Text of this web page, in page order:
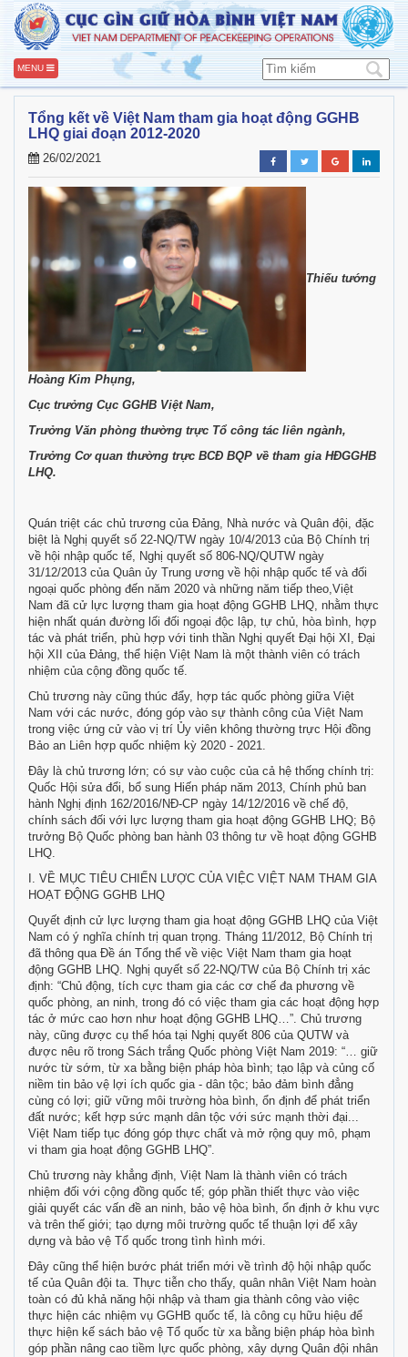
MENU
Tổng kết về Việt Nam tham gia hoạt động GGHB
LHQ giai đoạn 2012-2020
26/02/2021
Thiếu tướng
Hoàng Kim Phụng,
Cục trưởng Cục GGHB Việt Nam,
Trưởng Văn phòng thường trực Tổ công tác liên ngành,
Trưởng Cơ quan thường trực BCĐ BQP về tham gia HĐGGHB
LHQ.
Quán triệt các chủ trương của Đảng, Nhà nước và Quân đội, đặc
biệt là Nghị quyết số 22-NQ/TW ngày 10/4/2013 của Bộ Chính trị
về hội nhập quốc tế, Nghị quyết số 806-NQ/QUTW ngày
31/12/2013 của Quân ủy Trung ương về hội nhập quốc tế và đối
ngoại quốc phòng đến năm 2020 và những năm tiếp theo,Việt
Nam đã cử lực lượng tham gia hoạt động GGHB LHQ, nhằm thực
hiện nhất quán đường lối đối ngoại độc lập, tự chủ, hòa bình, hợp
tác và phát triển, phù hợp với tinh thần Nghị quyết Đại hội XI, Đại
hội XII của Đảng, thể hiện Việt Nam là một thành viên có trách
nhiệm của cộng đồng quốc tế.
Chủ trương này cũng thúc đẩy, hợp tác quốc phòng giữa Việt
Nam với các nước, đóng góp vào sự thành công của Việt Nam
trong việc ứng cử vào vị trí Ủy viên không thường trực Hội đồng
Bảo an Liên hợp quốc nhiệm kỳ 2020 - 2021.
Đây là chủ trương lớn; có sự vào cuộc của cả hệ thống chính trị:
Quốc Hội sửa đổi, bổ sung Hiến pháp năm 2013, Chính phủ ban
hành Nghị định 162/2016/NĐ-CP ngày 14/12/2016 về chế độ,
chính sách đối với lực lượng tham gia hoạt động GGHB LHQ; Bộ
trưởng Bộ Quốc phòng ban hành 03 thông tư về hoạt động GGHB
LHQ.
I. VỀ MỤC TIÊU CHIẾN LƯỢC CỦA VIỆC VIỆT NAM THAM GIA
HOẠT ĐỘNG GGHB LHQ
Quyết định cử lực lượng tham gia hoạt động GGHB LHQ của Việt
Nam có ý nghĩa chính trị quan trọng. Tháng 11/2012, Bộ Chính trị
đã thông qua Đề án Tổng thể về việc Việt Nam tham gia hoạt
động GGHB LHQ. Nghị quyết số 22-NQ/TW của Bộ Chính trị xác
định: “Chủ động, tích cực tham gia các cơ chế đa phương về
quốc phòng, an ninh, trong đó có việc tham gia các hoạt động hợp
tác ở mức cao hơn như hoạt động GGHB LHQ…”. Chủ trương
này, cũng được cụ thể hóa tại Nghị quyết 806 của QUTW và
được nêu rõ trong Sách trắng Quốc phòng Việt Nam 2019: “… giữ
nước từ sớm, từ xa bằng biện pháp hòa bình; tạo lập và củng cố
niềm tin bảo vệ lợi ích quốc gia - dân tộc; bảo đảm bình đẳng
cùng có lợi; giữ vững môi trường hòa bình, ổn định để phát triển
đất nước; kết hợp sức mạnh dân tộc với sức mạnh thời đại...
Việt Nam tiếp tục đóng góp thực chất và mở rộng quy mô, phạm
vi tham gia hoạt động GGHB LHQ”.
Chủ trương này khẳng định, Việt Nam là thành viên có trách
nhiệm đối với cộng đồng quốc tế; góp phần thiết thực vào việc
giải quyết các vấn đề an ninh, bảo vệ hòa bình, ổn định ở khu vực
và trên thế giới; tạo dựng môi trường quốc tế thuận lợi để xây
dựng và bảo vệ Tổ quốc trong tình hình mới.
Đây cũng thể hiện bước phát triển mới về trình độ hội nhập quốc
tế của Quân đội ta. Thực tiễn cho thấy, quân nhân Việt Nam hoàn
toàn có đủ khả năng hội nhập và tham gia thành công vào việc
thực hiện các nhiệm vụ GGHB quốc tế, là công cụ hữu hiệu để
thực hiện kế sách bảo vệ Tổ quốc từ xa bằng biện pháp hòa bình
góp phần nâng cao tiềm lực quốc phòng, xây dựng Quân đội nhân